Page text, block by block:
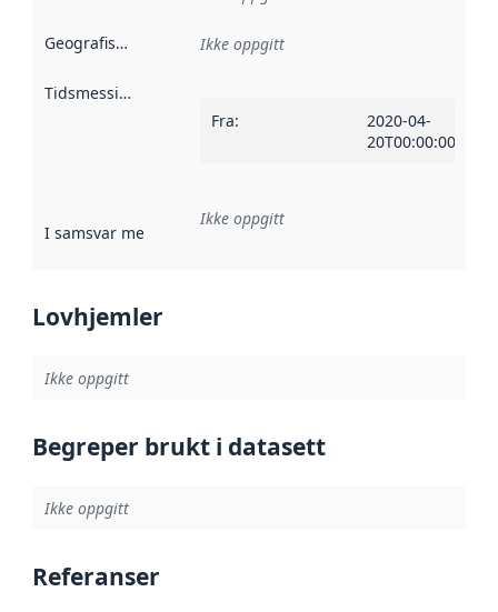
Geografisk avgrensning :
Ikke oppgitt
Tidsmessig avgrensning
Fra:
2020-04-
20T00:00:00Z
I samsvar med Referanse til en implementasjonsregel
Ikke oppgitt
Lovhjemler
Ikke oppgitt
Begreper brukt i datasett
Ikke oppgitt
Referanser